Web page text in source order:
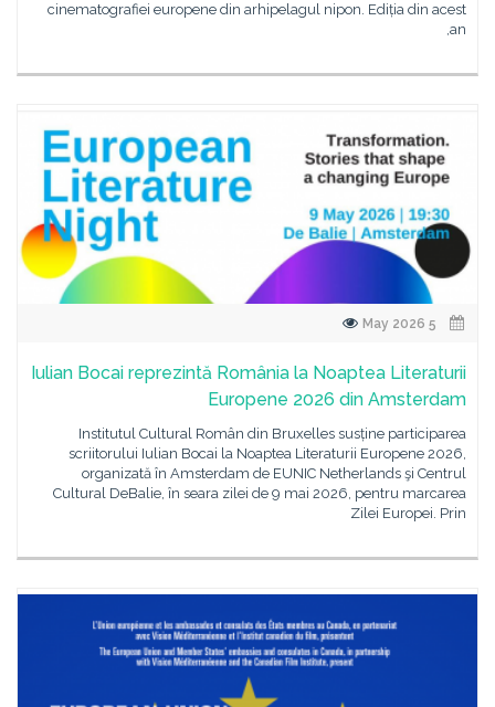
cinematografiei europene din arhipelagul nipon. Ediția din acest
an,
Iulian Bocai reprezintă România la Noaptea Literaturii
Europene 2026 din Amsterdam
Institutul Cultural Român din Bruxelles susține participarea
scriitorului Iulian Bocai la Noaptea Literaturii Europene 2026,
organizată în Amsterdam de EUNIC Netherlands şi Centrul
Cultural DeBalie, în seara zilei de 9 mai 2026, pentru marcarea
Zilei Europei. Prin